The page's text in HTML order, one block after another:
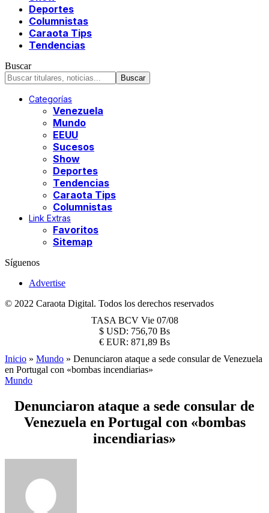
Deportes
Columnistas
Caraota Tips
Tendencias
Buscar
Categorías
Venezuela
Mundo
EEUU
Sucesos
Show
Deportes
Tendencias
Caraota Tips
Columnistas
Link Extras
Favoritos
Sitemap
Síguenos
Advertise
© 2022 Caraota Digital. Todos los derechos reservados
TASA BCV Vie 07/08
$ USD: 756,70 Bs
€ EUR: 871,89 Bs
Inicio » Mundo » Denunciaron ataque a sede consular de Venezuela
en Portugal con «bombas incendiarias»
Mundo
Denunciaron ataque a sede consular de
Venezuela en Portugal con «bombas
incendiarias»